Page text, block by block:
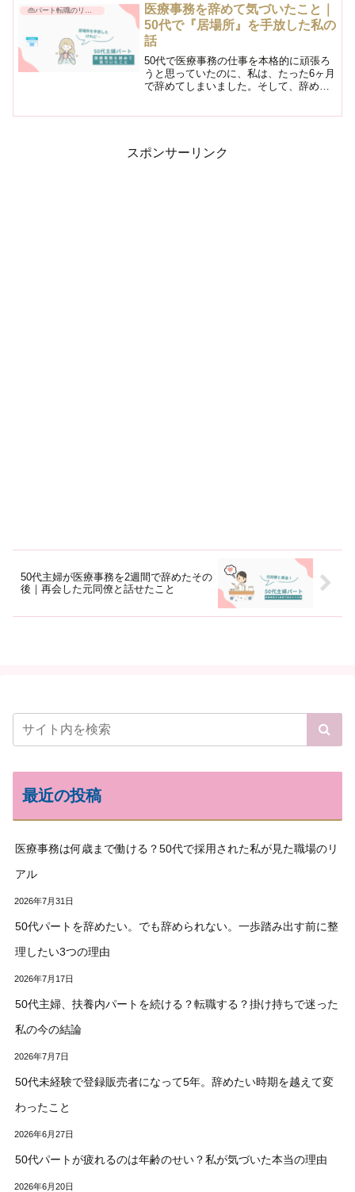
んだことがありました。諦めかけていた
ある日、私は冷静に自分の...
医療事務を辞めて気づいたこと｜
50代で『居場所』を手放した私の
話
50代で医療事務の仕事を本格的に頑張ろ
うと思っていたのに、私は、たった6ヶ月
で辞めてしまいました。そして、辞めて
スポンサーリンク
50代主婦が医療事務を2週間で辞めたその
後｜再会した元同僚と話せたこと
最近の投稿
医療事務は何歳まで働ける？50代で採用された私が見た職場のリ
アル
2026年7月31日
50代パートを辞めたい。でも辞められない。一歩踏み出す前に整
理したい3つの理由
2026年7月17日
50代主婦、扶養内パートを続ける？転職する？掛け持ちで迷った
私の今の結論
2026年7月7日
50代未経験で登録販売者になって5年。辞めたい時期を越えて変
わったこと
2026年6月27日
50代パートが疲れるのは年齢のせい？私が気づいた本当の理由
2026年6月20日